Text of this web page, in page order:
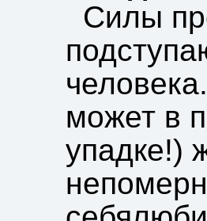
Силы
может в
упадке!)